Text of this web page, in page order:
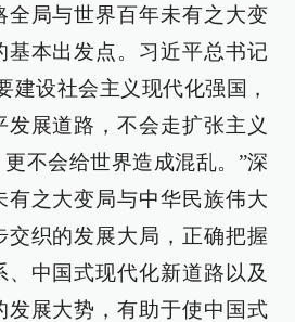
全局与世界百年未有之大变
基本出发点。习近平总书记
建设社会主义现代化强国，
展道路，不会走扩张主义
不会给世界造成混乱。”深
有之大变局与中华民族伟大
交织的发展大局，正确把握
、中国式现代化新道路以及
发展大势，有助于使中国式